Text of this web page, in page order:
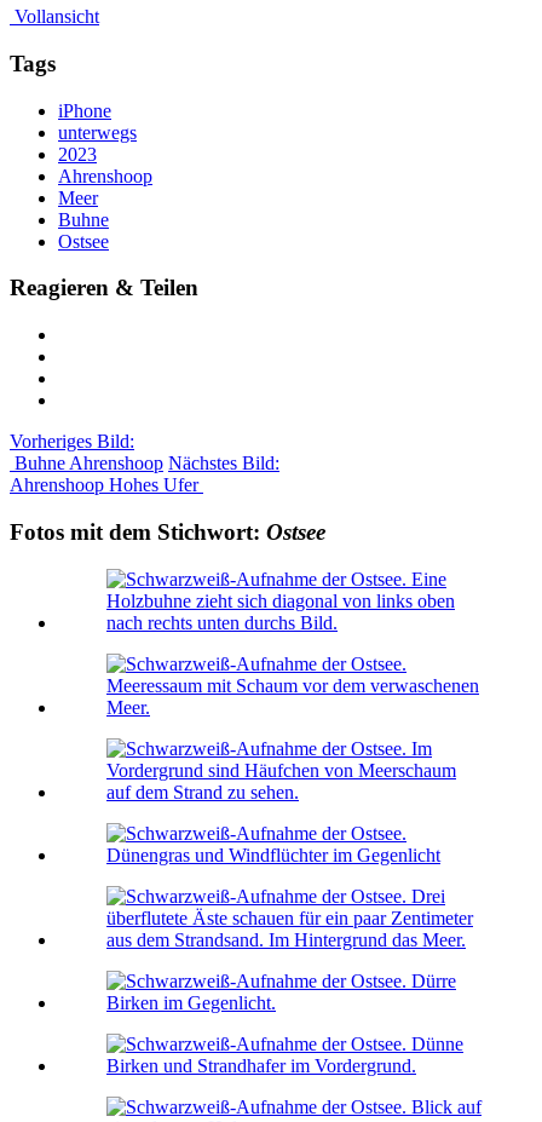
Vollansicht
Tags
iPhone
unterwegs
2023
Ahrenshoop
Meer
Buhne
Ostsee
Reagieren & Teilen
Vorheriges Bild:
Buhne Ahrenshoop Nächstes Bild:
Ahrenshoop Hohes Ufer
Fotos mit dem Stichwort: Ostsee